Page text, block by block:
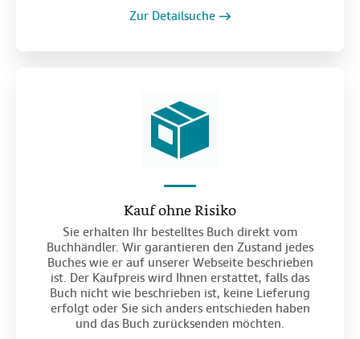
Zur Detailsuche
Kauf ohne Risiko
Sie erhalten Ihr bestelltes Buch direkt vom
Buchhändler. Wir garantieren den Zustand jedes
Buches wie er auf unserer Webseite beschrieben
ist. Der Kaufpreis wird Ihnen erstattet, falls das
Buch nicht wie beschrieben ist, keine Lieferung
erfolgt oder Sie sich anders entschieden haben
und das Buch zurücksenden möchten.